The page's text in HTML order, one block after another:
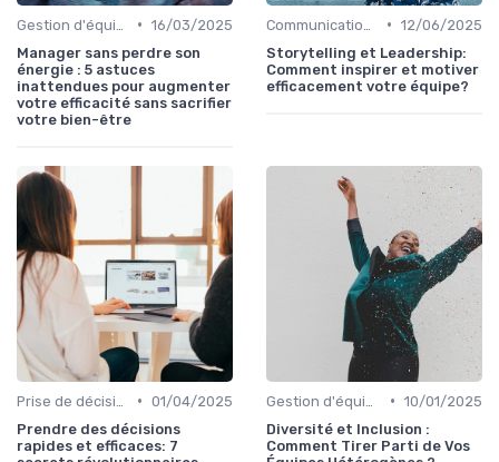
• 16/03/2025
Manager sans perdre son
énergie : 5 astuces
inattendues pour augmenter
votre efficacité sans sacrifier
votre bien-être
• 12/06/2025
Storytelling et Leadership:
Comment inspirer et motiver
efficacement votre équipe?
• 01/04/2025
Prendre des décisions
rapides et efficaces: 7
• 10/01/2025
Diversité et Inclusion :
Comment Tirer Parti de Vos